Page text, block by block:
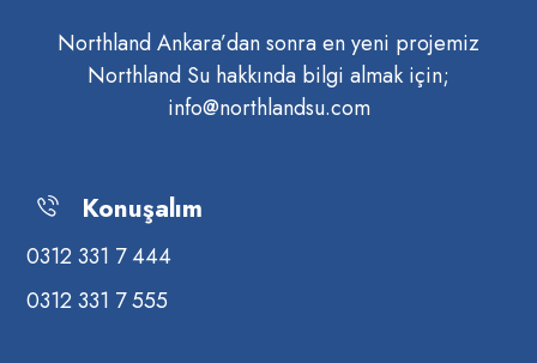
Northland Ankara’dan sonra en yeni projemiz
Northland Su hakkında bilgi almak için;
info@northlandsu.com
Konuşalım
0312 331 7 444
0312 331 7 555